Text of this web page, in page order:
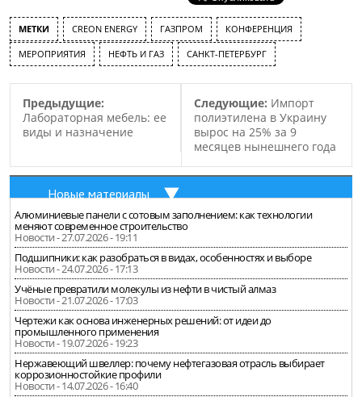
МЕТКИ CREON ENERGY ГАЗПРОМ КОНФЕРЕНЦИЯ
МЕРОПРИЯТИЯ НЕФТЬ И ГАЗ САНКТ-ПЕТЕРБУРГ
Предыдущие:
Лабораторная мебель: ее
виды и назначение
Следующие: Импорт
полиэтилена в Украину
вырос на 25% за 9
месяцев нынешнего года
Новые материалы
Алюминиевые панели с сотовым заполнением: как технологии
меняют современное строительство
Новости - 27.07.2026 - 19:11
Подшипники: как разобраться в видах, особенностях и выборе
Новости - 24.07.2026 - 17:13
Учёные превратили молекулы из нефти в чистый алмаз
Новости - 21.07.2026 - 17:03
Чертежи как основа инженерных решений: от идеи до
промышленного применения
Новости - 19.07.2026 - 19:23
Нержавеющий швеллер: почему нефтегазовая отрасль выбирает
коррозионностойкие профили
Новости - 14.07.2026 - 16:40